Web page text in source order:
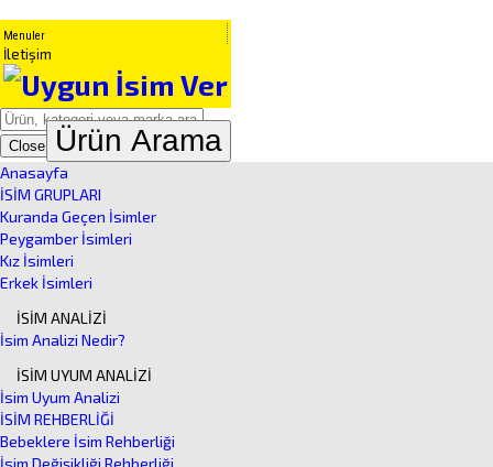
Menuler
İletişim
Close Ürün Arama
Anasayfa
İSİM GRUPLARI
Kuranda Geçen İsimler
Peygamber İsimleri
Kız İsimleri
Erkek İsimleri
İSİM ANALİZİ
İsim Analizi Nedir?
İSİM UYUM ANALİZİ
İsim Uyum Analizi
İSİM REHBERLİĞİ
Bebeklere İsim Rehberliği
İsim Değişikliği Rehberliği